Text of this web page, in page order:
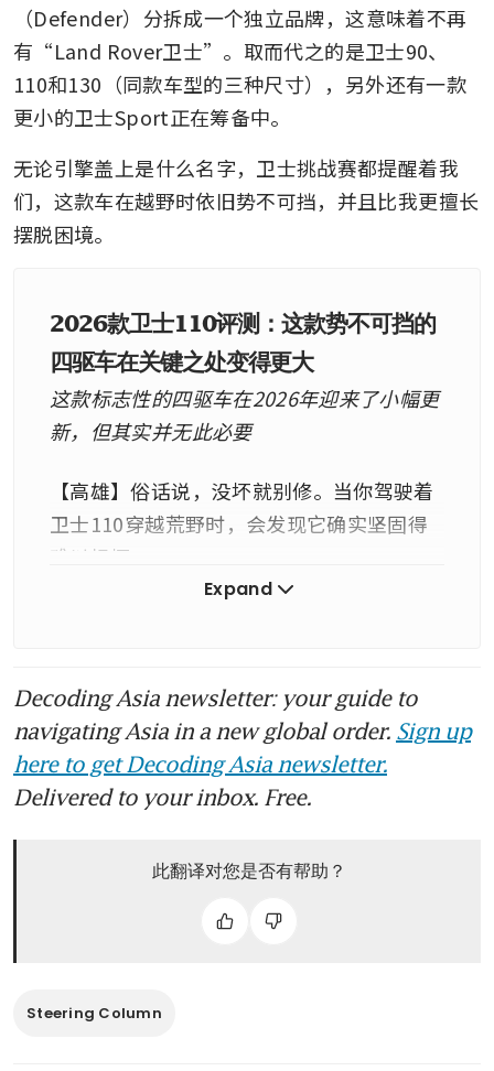
（Defender）分拆成一个独立品牌，这意味着不再
有“Land Rover卫士”。取而代之的是卫士90、
110和130（同款车型的三种尺寸），另外还有一款
更小的卫士Sport正在筹备中。
无论引擎盖上是什么名字，卫士挑战赛都提醒着我
们，这款车在越野时依旧势不可挡，并且比我更擅长
摆脱困境。
2026款卫士110评测：这款势不可挡的
四驱车在关键之处变得更大
这款标志性的四驱车在2026年迎来了小幅更
新，但其实并无此必要
【高雄】俗话说，没坏就别修。当你驾驶着
卫士110穿越荒野时，会发现它确实坚固得
难以损坏。
车型穿过台湾南部原住民乡镇三地门的山区
陡峭岩石小径之前，我用这种大型运动型多
用途车（SUV）做过的最具挑战性的事，就
是侧方停车。
是普通SUV，一种是卫士。它的空气悬挂系
统能让它轻松越过岩石、山脊和洼地，或是
在深达90厘米的河流中跋涉。低速四驱模式
任何障碍物。
Expand
Decoding Asia newsletter: your guide to
navigating Asia in a new global order. Sign up
here to get Decoding Asia newsletter.
Delivered to your inbox. Free.
此翻译对您是否有帮助？
Steering Column